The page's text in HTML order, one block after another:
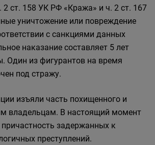
2 ст. 158 УК РФ «Кража» и ч. 2 ст. 167
уничтожение или повреждение
с санкциями данных
наказание составляет 5 лет
Один из фигурантов на время
под стражу.
изъяли часть похищенного и
владельцам. В настоящий момент
причастность задержанных к
преступлений.